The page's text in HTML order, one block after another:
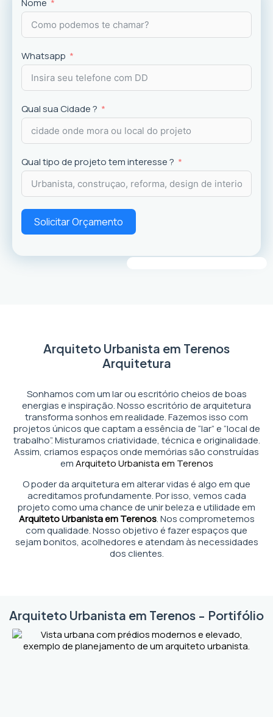
experiência dos usuários.
Nome
Whatsapp
Qual sua Cidade ?
Qual tipo de projeto tem interesse ?
Solicitar Orçamento
Arquiteto Urbanista em Terenos
Arquitetura
Sonhamos com um lar ou escritório cheios de boas
energias e inspiração. Nosso escritório de arquitetura
transforma sonhos em realidade. Fazemos isso com
projetos únicos que captam a essência de “lar” e “local de
trabalho”. Misturamos criatividade, técnica e originalidade.
Assim, criamos espaços onde memórias são construídas
emArquiteto Urbanista em Terenos
O poder da arquitetura em alterar vidas é algo em que
acreditamos profundamente. Por isso, vemos cada
projeto como uma chance de unir beleza e utilidade em
Arquiteto Urbanista em Terenos. Nos comprometemos
com qualidade. Nosso objetivo é fazer espaços que
sejam bonitos, acolhedores e atendam às necessidades
dos clientes.
Arquiteto Urbanista em Terenos - Portifólio